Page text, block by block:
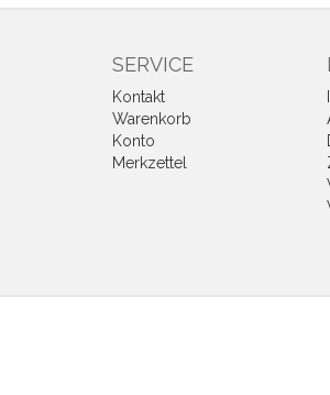
SERVICE
Kontakt
Warenkorb
Konto
Merkzettel